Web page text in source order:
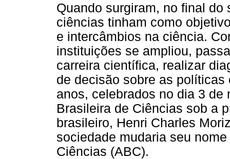
Quando surgiram, no final
ciências tinham como
e intercâmbios na ciência.
instituições se ampliou,
carreira científica, realizar
de decisão sobre as
anos, celebrados no dia 3 de
Brasileira de Ciências sob a
brasileiro, Henri Charles
sociedade mudaria seu
Ciências (ABC).